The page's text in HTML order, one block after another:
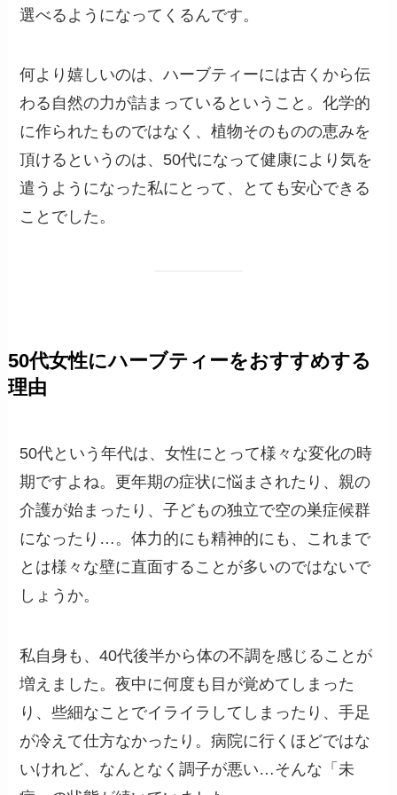
選べるようになってくるんです。
何より嬉しいのは、ハーブティーには古くから伝
わる自然の力が詰まっているということ。化学的
に作られたものではなく、植物そのものの恵みを
頂けるというのは、50代になって健康により気を
遣うようになった私にとって、とても安心できる
ことでした。
50代女性にハーブティーをおすすめする
理由
50代という年代は、女性にとって様々な変化の時
期ですよね。更年期の症状に悩まされたり、親の
介護が始まったり、子どもの独立で空の巣症候群
になったり…。体力的にも精神的にも、これまで
とは様々な壁に直面することが多いのではないで
しょうか。
私自身も、40代後半から体の不調を感じることが
増えました。夜中に何度も目が覚めてしまった
り、些細なことでイライラしてしまったり、手足
が冷えて仕方なかったり。病院に行くほどではな
いけれど、なんとなく調子が悪い…そんな「未